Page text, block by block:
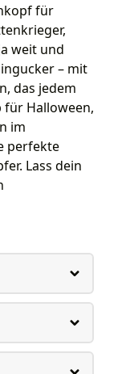
für
weit und
– mit
das jedem
für Halloween,
im
perfekte
Lass dein